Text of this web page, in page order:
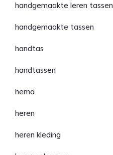
handgemaakte leren tassen
handgemaakte tassen
handtas
handtassen
hema
heren
heren kleding